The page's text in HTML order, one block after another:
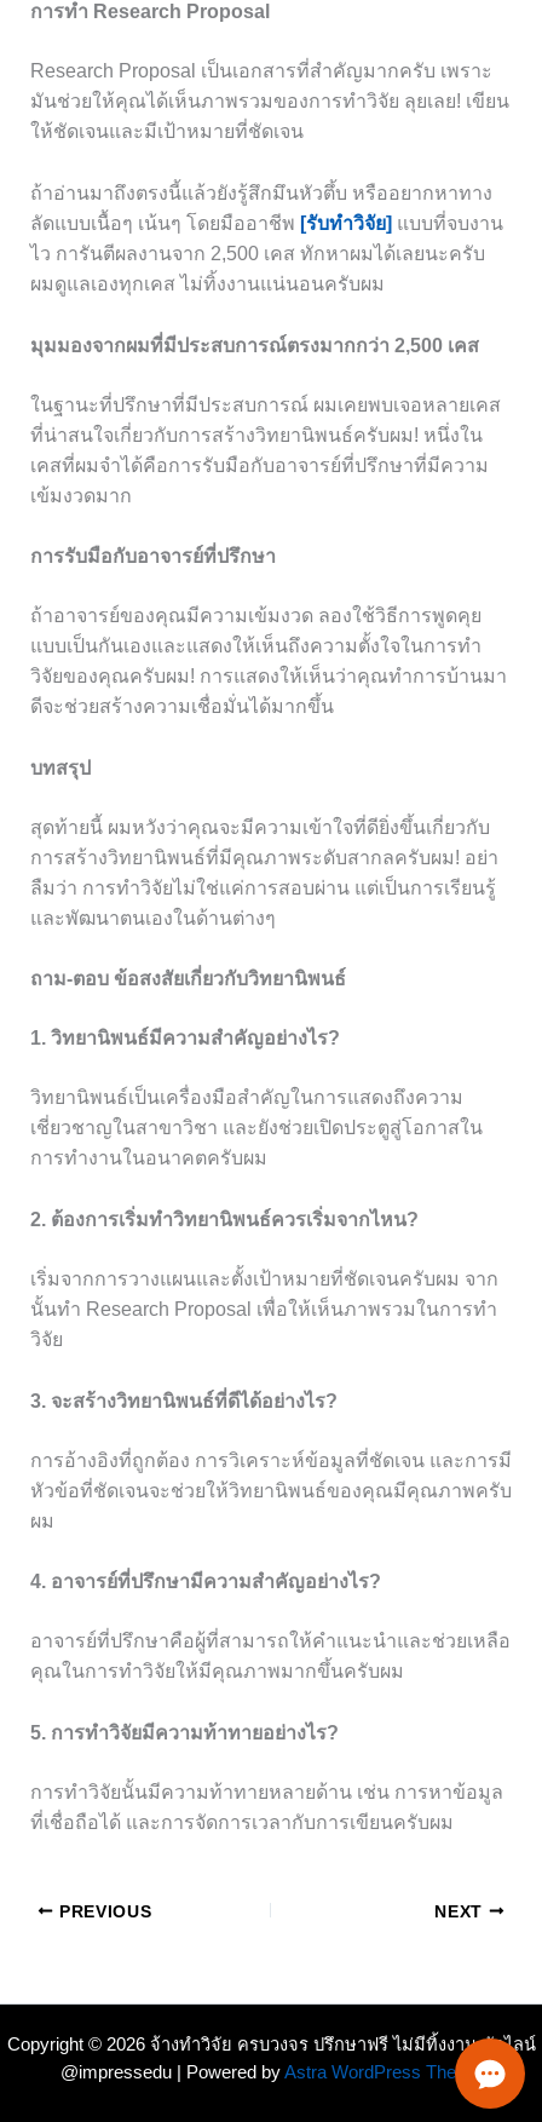
การทำ Research Proposal
Research Proposal เป็นเอกสารที่สำคัญมากครับ เพราะ
มันช่วยให้คุณได้เห็นภาพรวมของการทำวิจัย ลุยเลย! เขียน
ให้ชัดเจนและมีเป้าหมายที่ชัดเจน
ถ้าอ่านมาถึงตรงนี้แล้วยังรู้สึกมึนหัวตึ้บ หรืออยากหาทาง
ลัดแบบเนื้อๆ เน้นๆ โดยมืออาชีพ [รับทำวิจัย] แบบที่จบงาน
ไว การันตีผลงานจาก 2,500 เคส ทักหาผมได้เลยนะครับ
ผมดูแลเองทุกเคส ไม่ทิ้งงานแน่นอนครับผม
มุมมองจากผมที่มีประสบการณ์ตรงมากกว่า 2,500 เคส
ในฐานะที่ปรึกษาที่มีประสบการณ์ ผมเคยพบเจอหลายเคส
ที่น่าสนใจเกี่ยวกับการสร้างวิทยานิพนธ์ครับผม! หนึ่งใน
เคสที่ผมจำได้คือการรับมือกับอาจารย์ที่ปรึกษาที่มีความ
เข้มงวดมาก
การรับมือกับอาจารย์ที่ปรึกษา
ถ้าอาจารย์ของคุณมีความเข้มงวด ลองใช้วิธีการพูดคุย
แบบเป็นกันเองและแสดงให้เห็นถึงความตั้งใจในการทำ
วิจัยของคุณครับผม! การแสดงให้เห็นว่าคุณทำการบ้านมา
ดีจะช่วยสร้างความเชื่อมั่นได้มากขึ้น
บทสรุป
สุดท้ายนี้ ผมหวังว่าคุณจะมีความเข้าใจที่ดียิ่งขึ้นเกี่ยวกับ
การสร้างวิทยานิพนธ์ที่มีคุณภาพระดับสากลครับผม! อย่า
ลืมว่า การทำวิจัยไม่ใช่แค่การสอบผ่าน แต่เป็นการเรียนรู้
และพัฒนาตนเองในด้านต่างๆ
ถาม-ตอบ ข้อสงสัยเกี่ยวกับวิทยานิพนธ์
1. วิทยานิพนธ์มีความสำคัญอย่างไร?
วิทยานิพนธ์เป็นเครื่องมือสำคัญในการแสดงถึงความ
เชี่ยวชาญในสาขาวิชา และยังช่วยเปิดประตูสู่โอกาสใน
การทำงานในอนาคตครับผม
2. ต้องการเริ่มทำวิทยานิพนธ์ควรเริ่มจากไหน?
เริ่มจากการวางแผนและตั้งเป้าหมายที่ชัดเจนครับผม จาก
นั้นทำ Research Proposal เพื่อให้เห็นภาพรวมในการทำ
วิจัย
3. จะสร้างวิทยานิพนธ์ที่ดีได้อย่างไร?
การอ้างอิงที่ถูกต้อง การวิเคราะห์ข้อมูลที่ชัดเจน และการมี
หัวข้อที่ชัดเจนจะช่วยให้วิทยานิพนธ์ของคุณมีคุณภาพครับ
ผม
4. อาจารย์ที่ปรึกษามีความสำคัญอย่างไร?
อาจารย์ที่ปรึกษาคือผู้ที่สามารถให้คำแนะนำและช่วยเหลือ
คุณในการทำวิจัยให้มีคุณภาพมากขึ้นครับผม
5. การทำวิจัยมีความท้าทายอย่างไร?
การทำวิจัยนั้นมีความท้าทายหลายด้าน เช่น การหาข้อมูล
ที่เชื่อถือได้ และการจัดการเวลากับการเขียนครับผม
PREVIOUS NEXT
Copyright © 2026 จ้างทำวิจัย ครบวงจร ปรึกษาฟรี ไม่มีทิ้งงาน ทักไลน์
@impressedu | Powered byAstra WordPress Theme